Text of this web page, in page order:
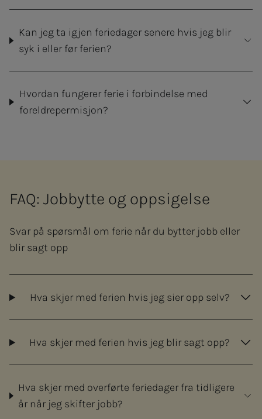
Kan jeg ta igjen feriedager senere hvis jeg blir
syk i eller før ferien?
Hvordan fungerer ferie i forbindelse med
foreldrepermisjon?
FAQ: Jobbytte og oppsigelse
Svar på spørsmål om ferie når du bytter jobb eller
blir sagt opp
Hva skjer med ferien hvis jeg sier opp selv?
Hva skjer med ferien hvis jeg blir sagt opp?
Hva skjer med overførte feriedager fra tidligere
år når jeg skifter jobb?